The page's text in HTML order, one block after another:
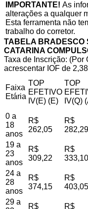
IMPORTANTE! As
alterações a qualquer
Esta ferramenta não
trabalho do corretor.
TABELA BRADESCO
CATARINA
Taxa de Inscrição: (Por
acrescentar IOF de
Faixa
Etária
TOP
EFETIVO
IV(E) (E)
TOP
IV(Q)
0 a
18
anos
R$
262,05
R$
282,29
19 a
23
anos
R$
309,22
R$
333,10
24 a
28
anos
R$
374,15
R$
403,05
29 a
R$ R$